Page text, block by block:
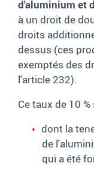
d'aluminium et
à un droit de
droits
dessus (ces
exemptés des
l'article 232).
Ce taux de 10
dont la
de
qui a été